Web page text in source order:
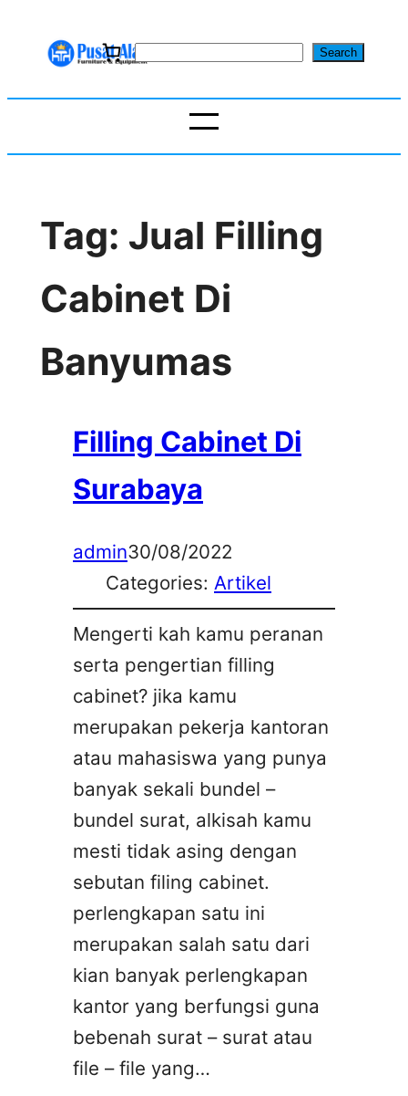
S
r
Search
Tag: Jual Filling
Cabinet Di
Banyumas
Filling Cabinet Di
Surabaya
admin30/08/2022
Categories: Artikel
Mengerti kah kamu peranan
serta pengertian filling
cabinet? jika kamu
merupakan pekerja kantoran
atau mahasiswa yang punya
banyak sekali bundel –
bundel surat, alkisah kamu
mesti tidak asing dengan
sebutan filing cabinet.
perlengkapan satu ini
merupakan salah satu dari
kian banyak perlengkapan
kantor yang berfungsi guna
bebenah surat – surat atau
file – file yang…